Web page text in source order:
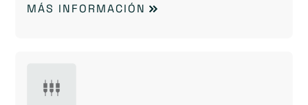
MÁS INFORMACIÓN